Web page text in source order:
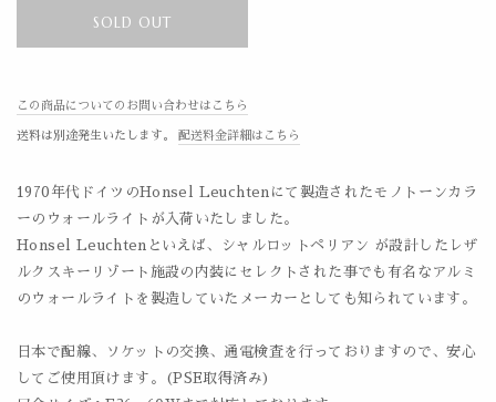
SOLD OUT
この商品についてのお問い合わせはこちら
送料は別途発生いたします。 配送料金詳細はこちら
1970年代ドイツのHonsel Leuchtenにて製造されたモノトーンカラ
ーのウォールライトが入荷いたしました。
Honsel Leuchtenといえば、シャルロットペリアン が設計したレザ
ルクスキーリゾート施設の内装にセレクトされた事でも有名なアルミ
のウォールライトを製造していたメーカーとしても知られています。
日本で配線、ソケットの交換、通電検査を行っておりますので、安心
してご使用頂けます。(PSE取得済み)